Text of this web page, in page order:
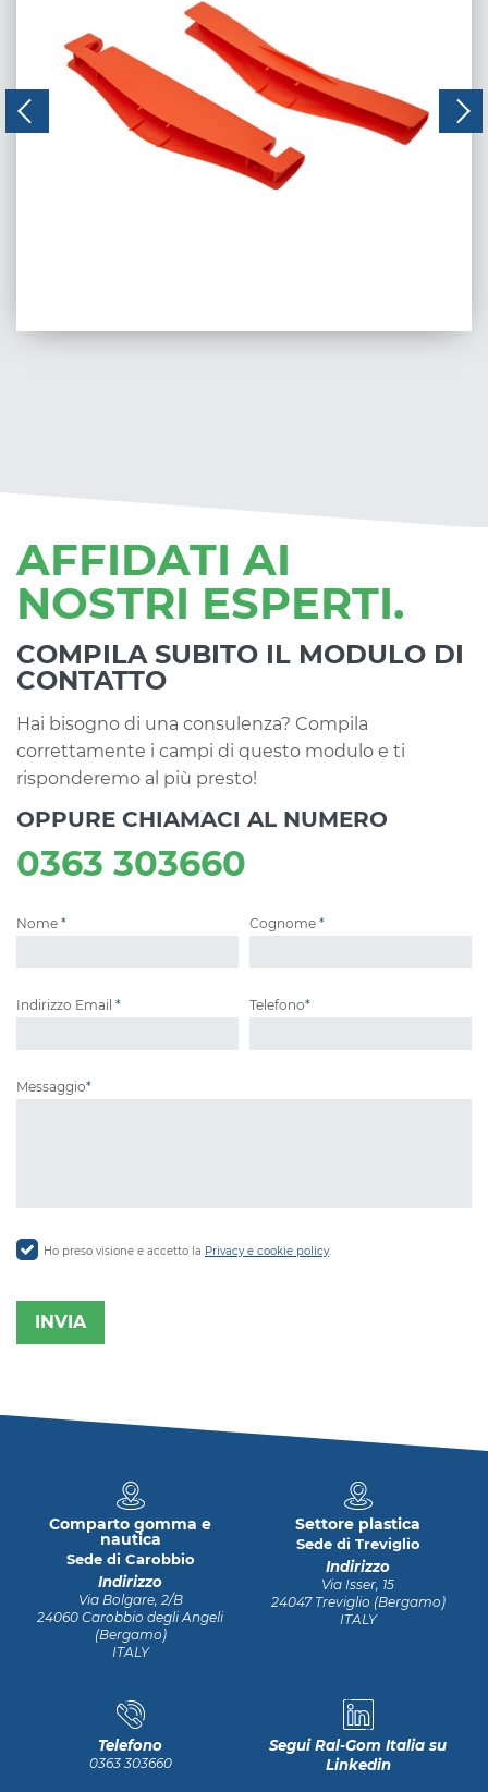
AFFIDATI AI
NOSTRI ESPERTI.
COMPILA SUBITO IL MODULO DI
CONTATTO
Hai bisogno di una consulenza? Compila
correttamente i campi di questo modulo e ti
risponderemo al più presto!
OPPURE CHIAMACI AL NUMERO
0363 303660
Nome * Cognome *
Indirizzo Email * Telefono*
Messaggio*
Ho preso visione e accetto la Privacy e cookie policy.
Comparto gomma e
nautica
Sede di Carobbio
Indirizzo
Via Bolgare, 2/B
24060 Carobbio degli Angeli
(Bergamo)
ITALY
Settore plastica
Sede di Treviglio
Indirizzo
Via Isser, 15
24047 Treviglio (Bergamo)
ITALY
Telefono
0363 303660
Segui Ral-Gom Italia su
Linkedin